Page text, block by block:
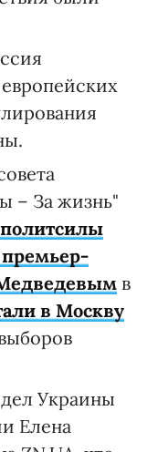
– За жизнь"
в
в Москву
Украины
Елена